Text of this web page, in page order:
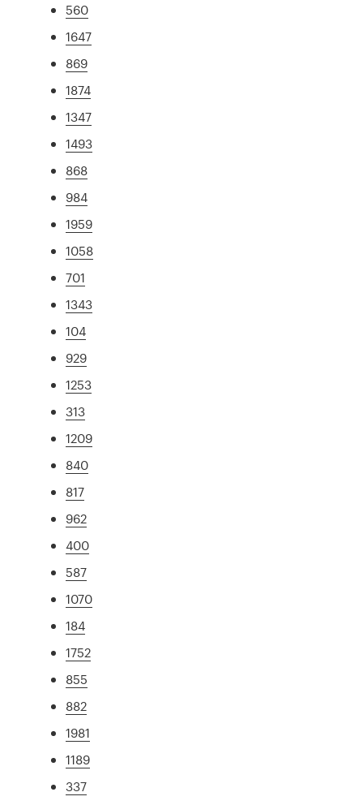
560
1647
869
1874
1347
1493
868
984
1959
1058
701
1343
104
929
1253
313
1209
840
817
962
400
587
1070
184
1752
855
882
1981
1189
337